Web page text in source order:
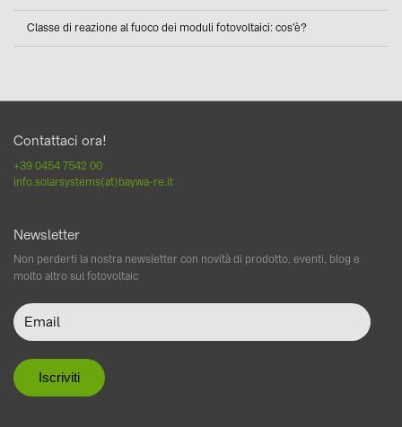
Classe di reazione al fuoco dei moduli fotovoltaici: cos'è?
Contattaci ora!
+39 0454 7542 00
info.solarsystems(at)baywa-re.it
Newsletter
Non perderti la nostra newsletter con novità di prodotto, eventi, blog e
molto altro sul fotovoltaic